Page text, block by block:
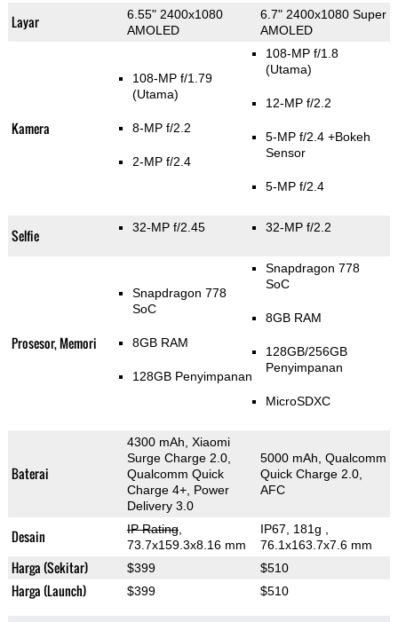
Layar
6.55" 2400x1080
AMOLED
6.7" 2400x1080 Super
AMOLED
Kamera
108-MP f/1.79
(Utama)
8-MP f/2.2
2-MP f/2.4
108-MP f/1.8
(Utama)
12-MP f/2.2
5-MP f/2.4 +Bokeh
Sensor
5-MP f/2.4
Selfie 32-MP f/2.45 32-MP f/2.2
Prosesor, Memori
Snapdragon 778
SoC
8GB RAM
128GB Penyimpanan
Snapdragon 778
SoC
8GB RAM
128GB/256GB
Penyimpanan
MicroSDXC
Baterai
4300 mAh, Xiaomi
Surge Charge 2.0,
Qualcomm Quick
Charge 4+, Power
Delivery 3.0
5000 mAh, Qualcomm
Quick Charge 2.0,
AFC
Desain IP Rating,
73.7x159.3x8.16 mm
IP67, 181g
76.1x163.7x7.6 mm
Harga (Sekitar) $399 $510
Harga (Launch) $399 $510